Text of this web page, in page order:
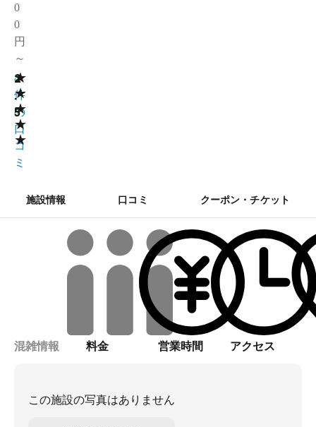
0
0
円
～
★
★
★
★
★
2
.
5
4
件
の
口
コ
ミ
施設情報 口コミ クーポン・チケット
混雑情報 料金 営業時間 アクセス
この施設の写真はありません